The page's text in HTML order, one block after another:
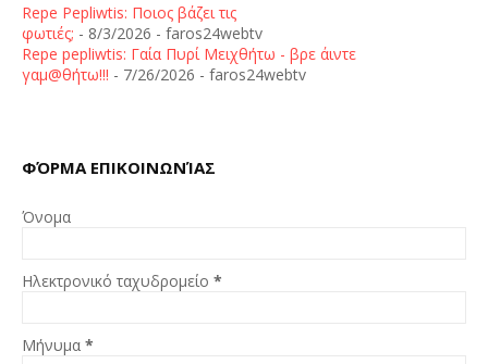
Repe Pepliwtis: Ποιος βάζει τις
φωτιές; - 8/3/2026 - faros24webtv
Repe pepliwtis: Γαία Πυρί Μειχθήτω - βρε άιντε
γαμ@θήτω!!! - 7/26/2026 - faros24webtv
ΦΌΡΜΑ ΕΠΙΚΟΙΝΩΝΊΑΣ
Όνομα
Ηλεκτρονικό ταχυδρομείο *
Μήνυμα *